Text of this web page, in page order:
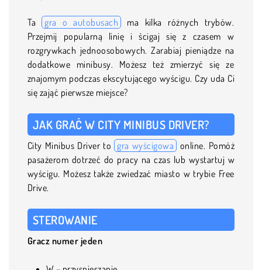
Ta gra o autobusach
ma kilka różnych trybów.
Przejmij popularną linię i ścigaj się z czasem w
rozgrywkach jednoosobowych. Zarabiaj pieniądze na
dodatkowe minibusy. Możesz też zmierzyć się ze
znajomym podczas ekscytującego wyścigu. Czy uda Ci
się zająć pierwsze miejsce?
JAK GRAĆ W CITY MINIBUS DRIVER?
City Minibus Driver to gra wyścigowa online. Pomóż
pasażerom dotrzeć do pracy na czas lub wystartuj w
wyścigu. Możesz także zwiedzać miasto w trybie Free
Drive.
STEROWANIE
Gracz numer jeden